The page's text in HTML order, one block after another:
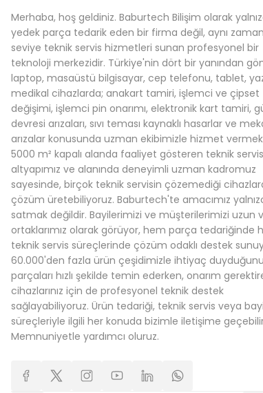
Merhaba, hoş geldiniz. Baburtech Bilişim olarak
yedek parça tedarik eden bir firma değil, aynı
seviye teknik servis hizmetleri sunan profesyonel bir
teknoloji merkezidir. Türkiye'nin dört bir yanından
laptop, masaüstü bilgisayar, cep telefonu, tablet,
medikal cihazlarda; anakart tamiri, işlemci ve çipset
değişimi, işlemci pin onarımı, elektronik kart tamiri,
devresi arızaları, sıvı teması kaynaklı hasarlar ve
arızalar konusunda uzman ekibimizle hizmet
5000 m² kapalı alanda faaliyet gösteren teknik servis
altyapımız ve alanında deneyimli uzman kadromuz
sayesinde, birçok teknik servisin çözemediği
çözüm üretebiliyoruz. Baburtech'te amacımız
satmak değildir. Bayilerimizi ve müşterilerimizi uzun
ortaklarımız olarak görüyor, hem parça tedariğinde
teknik servis süreçlerinde çözüm odaklı destek
60.000'den fazla ürün çeşidimizle ihtiyaç
parçaları hızlı şekilde temin ederken, onarım
cihazlarınız için de profesyonel teknik destek
sağlayabiliyoruz. Ürün tedariği, teknik servis veya
süreçleriyle ilgili her konuda bizimle iletişime
Memnuniyetle yardımcı oluruz.